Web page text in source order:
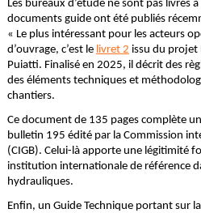
Les bureaux d’étude ne sont pas livrés
documents guide ont été publiés
« Le plus intéressant pour les acteurs
d’ouvrage, c’est le livret 2 issu du projet
Puiatti. Finalisé en 2025, il décrit des
des éléments techniques et
chantiers.
Ce document de 135 pages complète
bulletin 195 édité par la Commission
(CIGB). Celui-là apporte une légitimité
institution internationale de référence
hydrauliques.
Enfin, un Guide Technique portant sur